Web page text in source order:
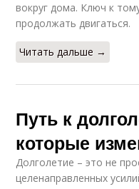
вокруг дома. Ключ к
продолжать двигаться.
Читать дальше →
Путь к
которые
Долголетие – это не
целенаправленных